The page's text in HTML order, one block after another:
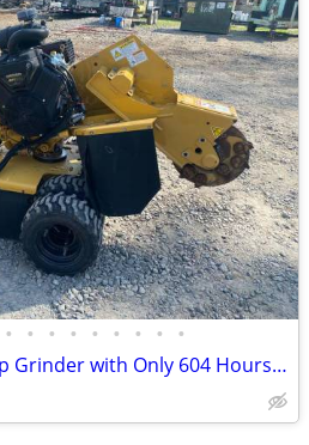
• • • • • • • • •
2021 Rayco RG37 Stump Grinder with Only 604 Hours!!! #4965